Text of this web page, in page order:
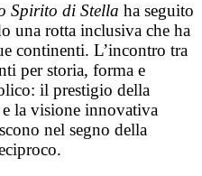
Spirito di Stella ha seguito
una rotta inclusiva che ha
continenti. L’incontro tra
per storia, forma e
il prestigio della
la visione innovativa
nel segno della